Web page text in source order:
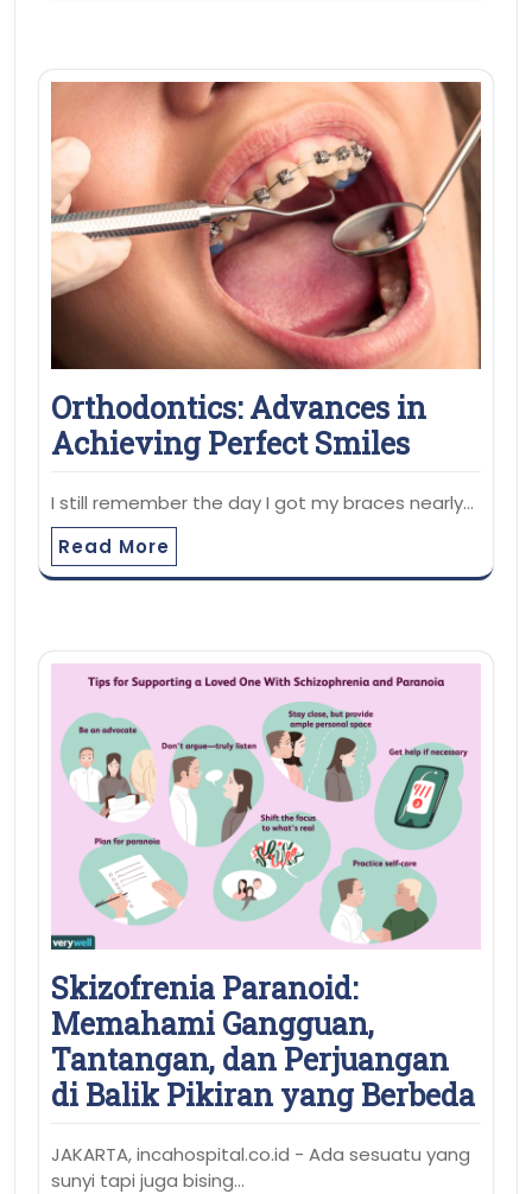
Orthodontics: Advances in
Achieving Perfect Smiles
I still remember the day I got my braces nearly…
Read More
Skizofrenia Paranoid:
Memahami Gangguan,
Tantangan, dan Perjuangan
di Balik Pikiran yang Berbeda
JAKARTA, incahospital.co.id - Ada sesuatu yang
sunyi tapi juga bising…